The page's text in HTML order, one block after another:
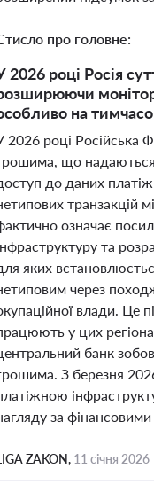
про головне:
2026 році Росія
на
2026 році Російська
що надаються
до даних
транзакцій
означає
та
яких
через
влади. Це
у цих
банк
З березня
за
ZAKON, 11 січня 2026